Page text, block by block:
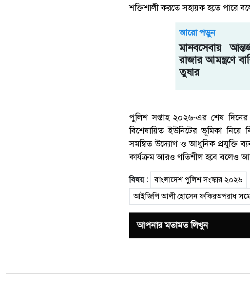
শক্তিশালী করতে সহায়ক হতে পারে
আরো পড়ুন
মানবসেবায়
রাজার আমন্ত্রণে
তুষার
পুলিশ সপ্তাহ ২০২৬-এর শেষ দিনের
বিশেষায়িত ইউনিটের ভূমিকা
সমন্বিত উদ্যোগ ও আধুনিক প্রযুক্তি
কার্যক্রম আরও গতিশীল হবে বলেও
বিষয় : বাংলাদেশ পুলিশ সংস্কার ২০২৬
আইজিপি আলী হোসেন ফকিরঅপরাধ
আপনার মতামত লিখুন